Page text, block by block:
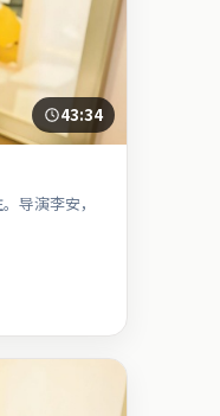
43:34
导演李安，